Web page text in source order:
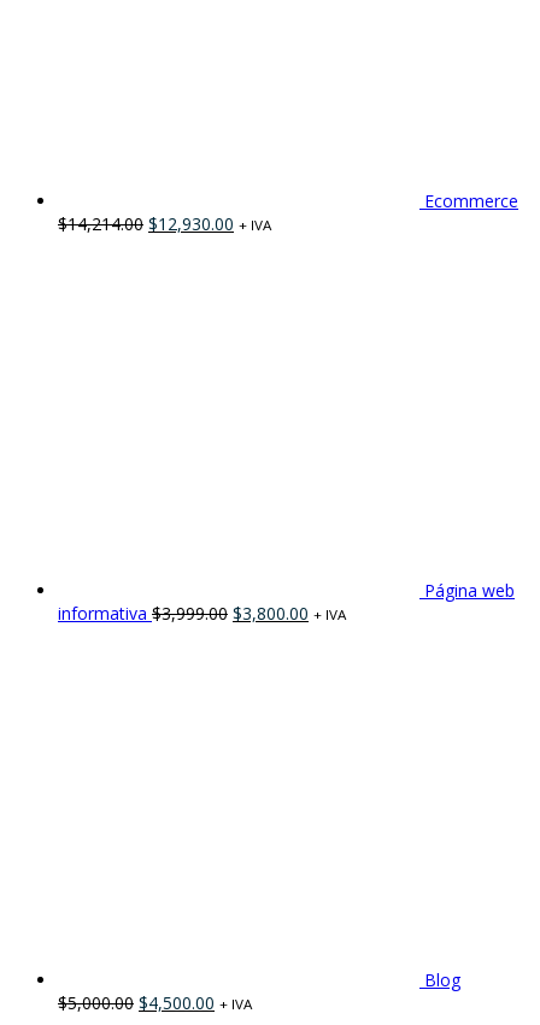
Ecommerce
$14,214.00 $12,930.00 + IVA
Página web
informativa $3,999.00 $3,800.00 + IVA
Blog
$5,000.00 $4,500.00 + IVA